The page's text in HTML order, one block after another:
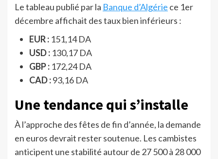
Le tableau publié par la Banque d’Algérie ce 1er
décembre affichait des taux bien inférieurs :
EUR : 151,14 DA
USD : 130,17 DA
GBP : 172,24 DA
CAD :93,16 DA
Une tendance qui s’installe
À l’approche des fêtes de fin d’année, la demande
en euros devrait rester soutenue. Les cambistes
anticipent une stabilité autour de 27 500 à 28 000